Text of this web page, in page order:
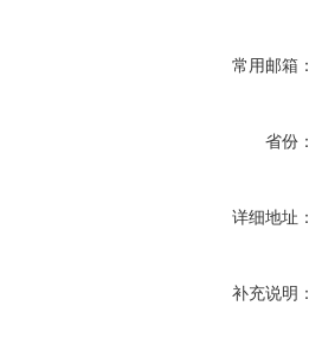
常用邮箱：
省份：
详细地址：
补充说明：